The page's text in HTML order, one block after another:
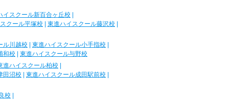
イスクール新百合ヶ丘校
クール平塚校 東進ハイスクール藤沢校
ル川越校 東進ハイスクール小手指校
和校
東進ハイスクール与野校
進ハイスクール柏校
田沼校 東進ハイスクール成田駅前校
校